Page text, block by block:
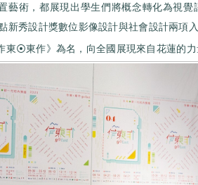
藝術，都展現出學生們將概念轉化為視覺
秀設計獎數位影像設計與社會設計兩項入
⦿東作》為名，向全國展現來自花蓮的力